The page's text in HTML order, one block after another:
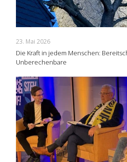
23. Mai 2026
Die Kraft in jedem Menschen:
Unberechenbare